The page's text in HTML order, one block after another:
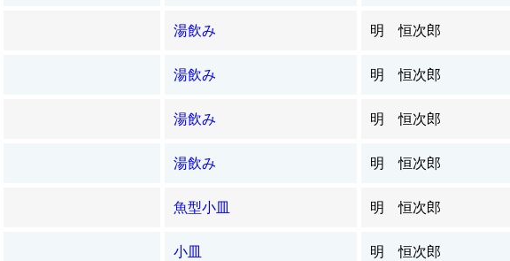
湯飲み 明 恒次郎
湯飲み 明 恒次郎
湯飲み 明 恒次郎
湯飲み 明 恒次郎
魚型小皿 明 恒次郎
小皿 明 恒次郎